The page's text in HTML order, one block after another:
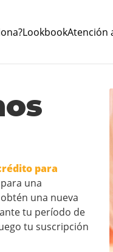
LookbookAtención
para
una
una nueva
tu período de
tu suscripción